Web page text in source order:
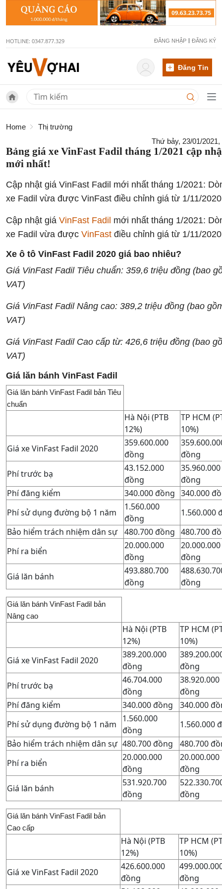
HOTLINE: 0347.877.329 ĐĂNG NHẬP ĐĂNG KÝ
Đăng Tin
Home
Thị trường
Thứ bảy, 23/01/2021,
Bảng giá xe VinFast Fadil tháng 1/2021 cập
mới nhất!
Cập nhật giá VinFast Fadil mới nhất tháng 1/2021:
xe Fadil vừa được VinFast điều chỉnh giá từ 1/11/
Cập nhật giá VinFast Fadil mới nhất tháng 1/2021:
xe Fadil vừa được VinFast điều chỉnh giá từ 1/11/
Xe ô tô VinFast Fadil 2020 giá bao nhiêu?
Giá VinFast Fadil Tiêu chuẩn: 359,6 triệu đồng (bao
VAT)
Giá VinFast Fadil Nâng cao: 389,2 triệu đồng (bao
VAT)
Giá VinFast Fadil Cao cấp từ: 426,6 triệu đồng (bao
VAT)
Giá lăn bánh VinFast Fadil
Giá lăn bánh VinFast Fadil bản Tiêu
chuẩn
Hà Nội (PTB
12%)
TP HCM
10%)
Giá xe VinFast Fadil 2020
359.600.000
đồng
đồng
Phí trước bạ
43.152.000
đồng
35.960.000
đồng
Phí đăng kiểm
340.000 đồng 340.000
Phí sử dụng đường bộ 1 năm
1.560.000
đồng
1.560.000
Bảo hiểm trách nhiệm dân sự
480.700 đồng 480.700
Phí ra biển
20.000.000
đồng
20.000.000
đồng
Giá lăn bánh
493.880.700
đồng
đồng
Giá lăn bánh VinFast Fadil bản
Nâng cao
Hà Nội (PTB
12%)
TP HCM
10%)
Giá xe VinFast Fadil 2020
389.200.000
đồng
đồng
Phí trước bạ
46.704.000
đồng
38.920.000
đồng
Phí đăng kiểm
340.000 đồng
340.000
Phí sử dụng đường bộ 1 năm
1.560.000
đồng
1.560.000
Bảo hiểm trách nhiệm dân sự 480.700 đồng
480.700
Phí ra biển
20.000.000
đồng
20.000.000
đồng
Giá lăn bánh
531.920.700
đồng
đồng
Giá lăn bánh VinFast Fadil bản
Cao cấp
Hà Nội (PTB
12%)
TP HCM
10%)
Giá xe VinFast Fadil 2020
426.600.000
đồng
đồng